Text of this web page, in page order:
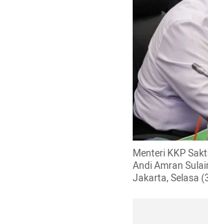
Menteri KKP
Andi Amran
Jakarta, Selasa